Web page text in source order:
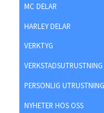
MC DELAR
HARLEY DELAR
VERKTYG
VERKSTADSUTRUSTNING
PERSONLIG UTRUSTNING
NYHETER HOS OSS